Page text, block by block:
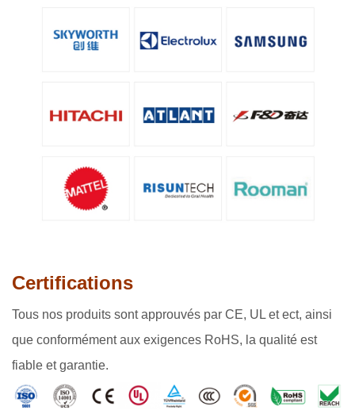
Certifications
Tous nos produits sont approuvés par CE, UL et ect, ainsi
que conformément aux exigences RoHS, la qualité est
fiable et garantie.